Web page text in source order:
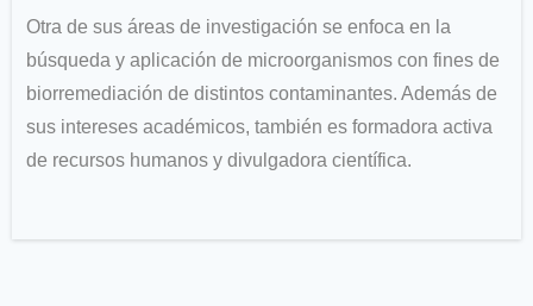
Otra de sus áreas de investigación se enfoca en la
búsqueda y aplicación de microorganismos con fines de
biorremediación de distintos contaminantes. Además de
sus intereses académicos, también es formadora activa
de recursos humanos y divulgadora científica.